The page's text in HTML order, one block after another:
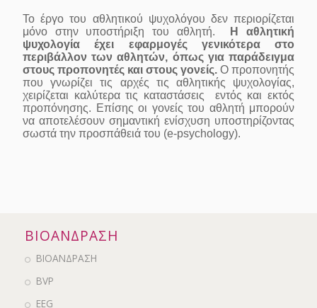
ΒΙΟΑΝΔΡΑΣΗ
ΒΙΟΑΝΔΡΑΣΗ
BVP
EEG
Το έργο του αθλητικού ψυχολόγου δεν περιορίζεται
μόνο στην υποστήριξη του αθλητή.
Η αθλητική
ψυχολογία έχει εφαρμογές γενικότερα στο
περιβάλλον των αθλητών, όπως για παράδειγμα
στους προπονητές και στους γονείς. Ο προπονητής
που γνωρίζει τις αρχές τις αθλητικής ψυχολογίας,
χειρίζεται καλύτερα τις καταστάσεις εντός και εκτός
προπόνησης. Επίσης οι γονείς του αθλητή μπορούν
να αποτελέσουν σημαντική ενίσχυση υποστηρίζοντας
σωστά την προσπάθειά του (e-psychology).